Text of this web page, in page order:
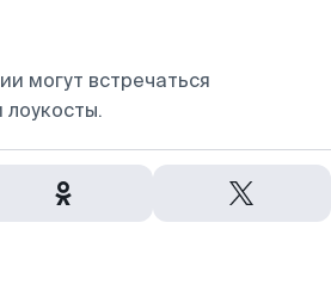
могут встречаться